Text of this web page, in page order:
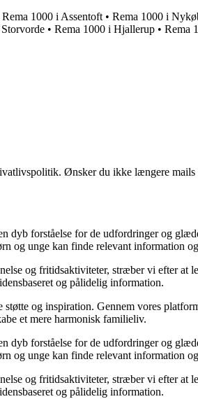
Rema 1000 i Assentoft • Rema 1000 i
• Rema 1000 i Hjallerup • Rema
Ønsker du ikke længere mails
dyb forståelse for de udfordringer og
og unge kan finde relevant information
og fritidsaktiviteter, stræber vi efter at
og pålidelig information.
og inspiration. Gennem vores
et mere harmonisk familieliv.
dyb forståelse for de udfordringer og
og unge kan finde relevant information
og fritidsaktiviteter, stræber vi efter at
og pålidelig information.